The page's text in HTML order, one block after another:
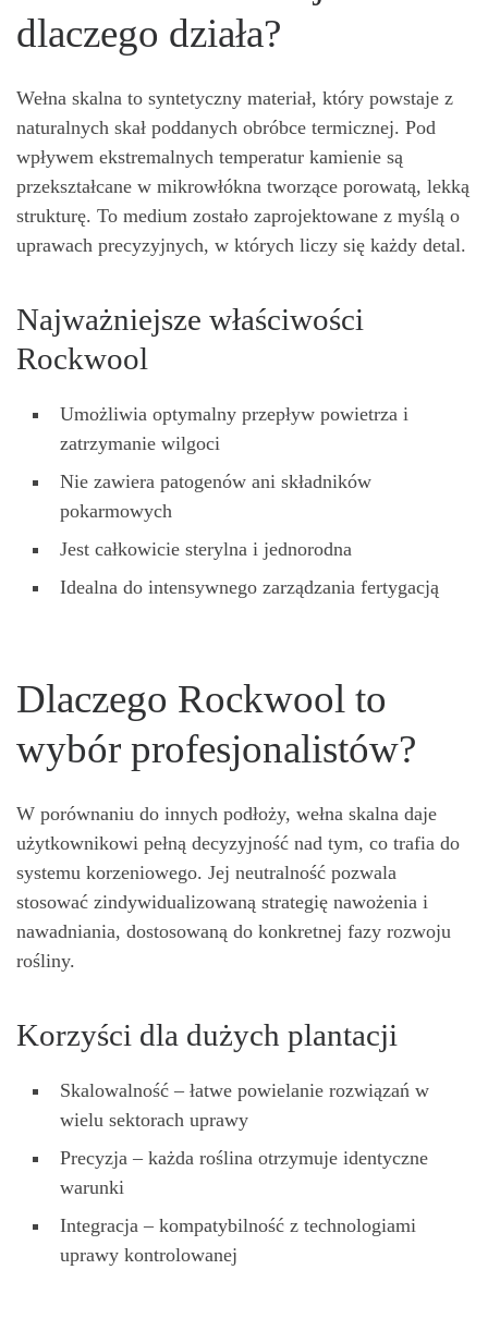
dlaczego działa?
Wełna skalna to syntetyczny materiał, który powstaje z
naturalnych skał poddanych obróbce termicznej. Pod
wpływem ekstremalnych temperatur kamienie są
przekształcane w mikrowłókna tworzące porowatą, lekką
strukturę. To medium zostało zaprojektowane z myślą o
uprawach precyzyjnych, w których liczy się każdy detal.
Najważniejsze właściwości
Rockwool
Umożliwia optymalny przepływ powietrza i
zatrzymanie wilgoci
Nie zawiera patogenów ani składników
pokarmowych
Jest całkowicie sterylna i jednorodna
Idealna do intensywnego zarządzania fertygacją
Dlaczego Rockwool to
wybór profesjonalistów?
W porównaniu do innych podłoży, wełna skalna daje
użytkownikowi pełną decyzyjność nad tym, co trafia do
systemu korzeniowego. Jej neutralność pozwala
stosować zindywidualizowaną strategię nawożenia i
nawadniania, dostosowaną do konkretnej fazy rozwoju
rośliny.
Korzyści dla dużych plantacji
Skalowalność – łatwe powielanie rozwiązań w
wielu sektorach uprawy
Precyzja – każda roślina otrzymuje identyczne
warunki
Integracja – kompatybilność z technologiami
uprawy kontrolowanej